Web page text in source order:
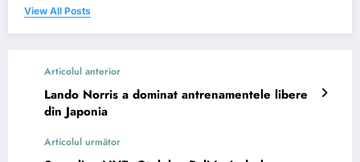
View All Posts
Articolul anterior
Lando Norris a dominat antrenamentele libere
din Japonia
Articolul următor